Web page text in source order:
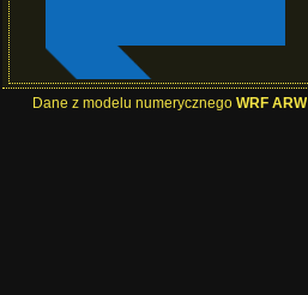
Dane z modelu numerycznego WRF ARW